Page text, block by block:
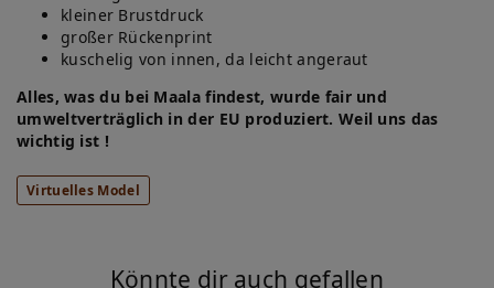
kleiner Brustdruck
großer Rückenprint
kuschelig von innen, da leicht angeraut
Alles, was du bei Maala findest, wurde fair und
umweltverträglich in der EU produziert. Weil uns das
wichtig ist !
Virtuelles Model
Könnte dir auch gefallen